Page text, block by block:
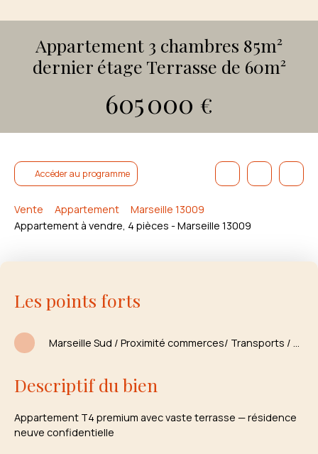
Appartement 3 chambres 85m²
dernier étage Terrasse de 60m²
605 000 €
Accéder au programme
Vente Appartement
Marseille 13009
Appartement à vendre, 4 pièces - Marseille 13009
Les points forts
Descriptif du bien
Appartement T4 premium avec vaste terrasse — résidence
neuve confidentielle